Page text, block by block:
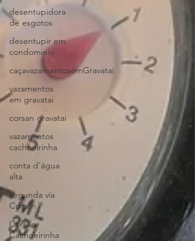
desentupidora
de esgotos
desentupir em
condominio
caçavazamentosemGravatai
vazamentos
em gravatai
corsan gravatai
vazamentos
cachoeirinha
conta d'água
alta
segunda via
Corsan
Corsan
Cachoeirinha